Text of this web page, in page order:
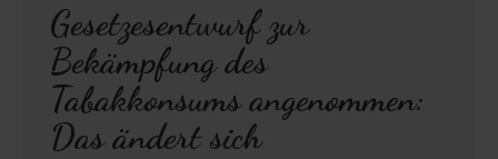
Gesetzesentwurf zur
Bekämpfung des
Tabakkonsums angenommen:
Das ändert sich